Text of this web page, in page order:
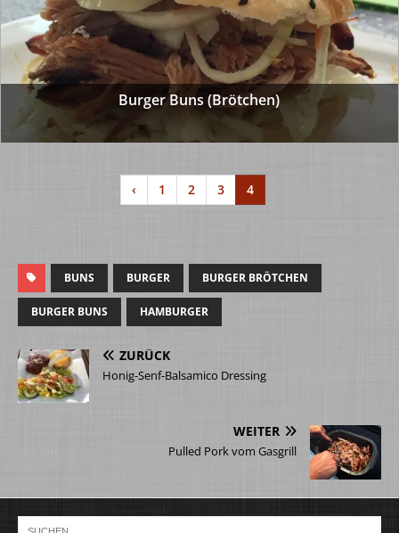
Burger Buns (Brötchen)
‹ 1 2 3 4
BUNS BURGER BURGER BRÖTCHEN
BURGER BUNS HAMBURGER
ZURÜCK
Honig-Senf-Balsamico Dressing
WEITER
Pulled Pork vom Gasgrill